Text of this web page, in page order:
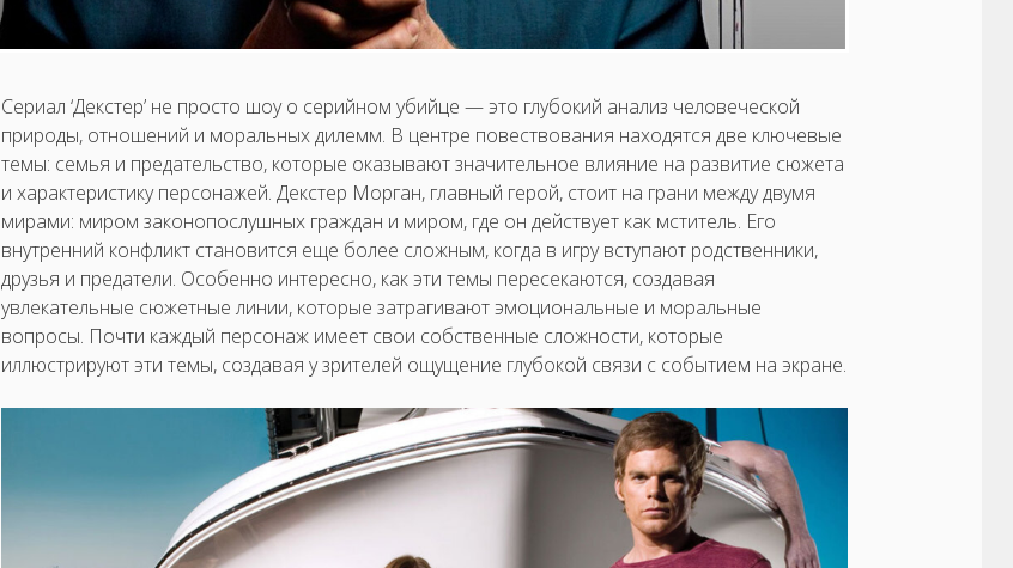
Сериал ‘Декстер’ не просто шоу о серийном убийце — это глубокий анализ человеческой
природы, отношений и моральных дилемм. В центре повествования находятся две ключевые
темы: семья и предательство, которые оказывают значительное влияние на развитие сюжета
и характеристику персонажей. Декстер Морган, главный герой, стоит на грани между двумя
мирами: миром законопослушных граждан и миром, где он действует как мститель. Его
внутренний конфликт становится еще более сложным, когда в игру вступают родственники,
друзья и предатели. Особенно интересно, как эти темы пересекаются, создавая
увлекательные сюжетные линии, которые затрагивают эмоциональные и моральные
вопросы. Почти каждый персонаж имеет свои собственные сложности, которые
иллюстрируют эти темы, создавая у зрителей ощущение глубокой связи с событием на экране.